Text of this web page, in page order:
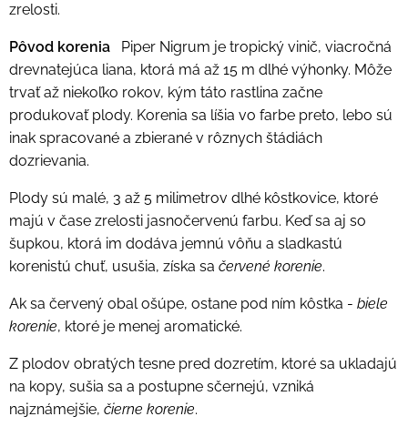
zrelosti.
Pôvod korenia Piper Nigrum je tropický vinič, viacročná
drevnatejúca liana, ktorá má až 15 m dlhé výhonky. Môže
trvať až niekoľko rokov, kým táto rastlina začne
produkovať plody. Korenia sa líšia vo farbe preto, lebo sú
inak spracované a zbierané v rôznych štádiách
dozrievania.
Plody sú malé, 3 až 5 milimetrov dlhé kôstkovice, ktoré
majú v čase zrelosti jasnočervenú farbu. Keď sa aj so
šupkou, ktorá im dodáva jemnú vôňu a sladkastú
korenistú chuť, usušia, získa sa červené korenie.
Ak sa červený obal ošúpe, ostane pod ním kôstka - biele
korenie, ktoré je menej aromatické.
Z plodov obratých tesne pred dozretím, ktoré sa ukladajú
na kopy, sušia sa a postupne sčernejú, vzniká
najznámejšie, čierne korenie.